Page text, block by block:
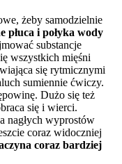
żeby samodzielnie
płuca i połyka wody
substancje
wszystkich mięśni
się rytmicznymi
sumiennie ćwiczy.
Dużo się też
się i wierci.
nagłych wyprostów
coraz widoczniej
coraz bardziej